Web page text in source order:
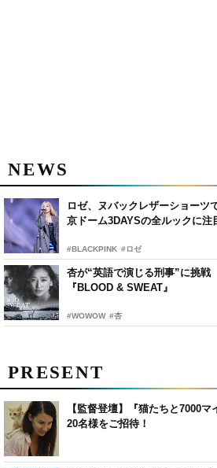
NEWS
ロゼ、ヌバックレザーショー
京ドーム3DAYSの全ルックに注
#BLACKPINK #ロゼ
杏が“英語で演じる刑事”に挑
『BLOOD & SWEAT』
#WOWOW #杏
PRESENT
【監督登壇】『猫たちと7000
20名様をご招待！